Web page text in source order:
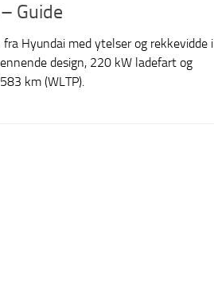
Guide
fra Hyundai med ytelser og rekkevidde i
design, 220 kW ladefart og
km (WLTP).